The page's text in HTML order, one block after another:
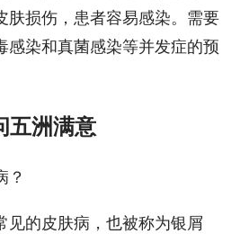
肤损伤，患者容易感染。需要
感染和真菌感染等并发症的预
五洲满意
？
见的皮肤病，也被称为银屑